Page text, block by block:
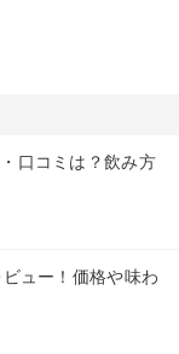
口コミは？飲み方
ュー！価格や味わ